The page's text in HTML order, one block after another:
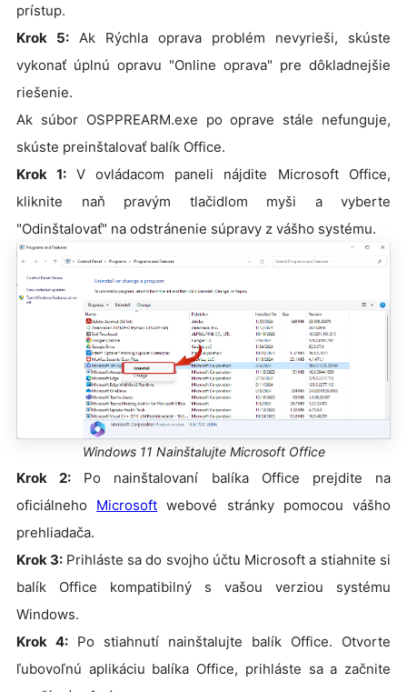
prístup.
Krok 5: Ak Rýchla oprava problém nevyrieši, skúste
vykonať úplnú opravu "Online oprava" pre dôkladnejšie
riešenie.
Ak súbor OSPPREARM.exe po oprave stále nefunguje,
skúste preinštalovať balík Office.
Krok 1: V ovládacom paneli nájdite Microsoft Office,
kliknite naň pravým tlačidlom myši a vyberte
"Odinštalovať" na odstránenie súpravy z vášho systému.
Windows 11 Nainštalujte Microsoft Office
Krok 2: Po nainštalovaní balíka Office prejdite na
oficiálneho Microsoft webové stránky pomocou vášho
prehliadača.
Krok 3: Prihláste sa do svojho účtu Microsoft a stiahnite si
balík Office kompatibilný s vašou verziou systému
Windows.
Krok 4: Po stiahnutí nainštalujte balík Office. Otvorte
ľubovoľnú aplikáciu balíka Office, prihláste sa a začnite